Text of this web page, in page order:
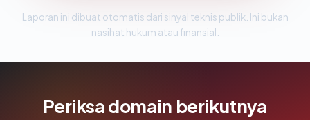
Laporan ini dibuat otomatis dari sinyal teknis publik. Ini bukan
nasihat hukum atau finansial.
Periksa domain berikutnya